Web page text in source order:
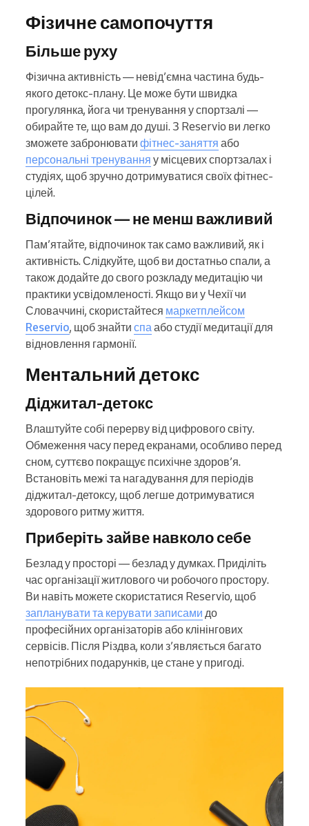
Фізичне самопочуття
Більше руху
Фізична активність — невід’ємна частина будь-
якого детокс-плану. Це може бути швидка
прогулянка, йога чи тренування у спортзалі —
обирайте те, що вам до душі. З Reservio ви легко
зможете забронювати фітнес-заняття або
персональні тренування у місцевих спортзалах і
студіях, щоб зручно дотримуватися своїх фітнес-
цілей.
Відпочинок — не менш важливий
Пам’ятайте, відпочинок так само важливий, як і
активність. Слідкуйте, щоб ви достатньо спали, а
також додайте до свого розкладу медитацію чи
практики усвідомленості. Якщо ви у Чехії чи
Словаччині, скористайтеся маркетплейсом
Reservio, щоб знайти спаабо студії медитації для
відновлення гармонії.
Ментальний детокс
Діджитал-детокс
Влаштуйте собі перерву від цифрового світу.
Обмеження часу перед екранами, особливо перед
сном, суттєво покращує психічне здоров’я.
Встановіть межі та нагадування для періодів
діджитал-детоксу, щоб легше дотримуватися
здорового ритму життя.
Приберіть зайве навколо себе
Безлад у просторі — безлад у думках. Приділіть
час організації житлового чи робочого простору.
Ви навіть можете скористатися Reservio, щоб
запланувати та керувати записами до
професійних організаторів або клінінгових
сервісів. Після Різдва, коли з’являється багато
непотрібних подарунків, це стане у пригоді.